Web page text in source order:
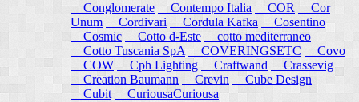
Conglomerate
Contempo Italia COR
Cor
Unum
Cordivari Cordula Kafka
Cosentino
Cosmic
Cotto d-Este
cotto mediterraneo
Cotto Tuscania SpA
COVERINGSETC
Covo
COW
Cph Lighting Craftwand
Crassevig
Creation Baumann
Crevin
Cube Design
Cubit
CuriousaCuriousa